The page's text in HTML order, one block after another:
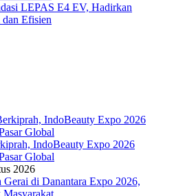
LEPAS E4 EV, Hadirkan
Efisien
IndoBeauty Expo 2026
Global
2026